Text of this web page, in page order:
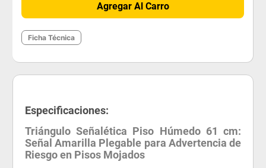
Agregar Al Carro
Ficha Técnica
Especificaciones:
Triángulo Señalética Piso Húmedo 61 cm:
Señal Amarilla Plegable para Advertencia de
Riesgo en Pisos Mojados